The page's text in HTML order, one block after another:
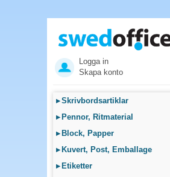
Logga in
Skapa konto
▸Skrivbordsartiklar
▸ Pennor, Ritmaterial
▸ Block, Papper
▸ Kuvert, Post, Emballage
▸ Etiketter